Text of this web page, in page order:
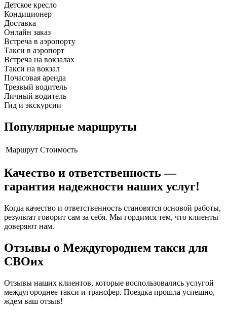
Детское кресло
Кондиционер
Доставка
Онлайн заказ
Встреча в аэропорту
Такси в аэропорт
Встреча на вокзалах
Такси на вокзал
Почасовая аренда
Трезвый водитель
Личный водитель
Гид и экскурсии
Популярные маршруты
Маршрут Стоимость
Качество и ответственность —
гарантия надежности наших услуг!
Когда качество и ответственность становятся основой работы,
результат говорит сам за себя. Мы гордимся тем, что клиенты
доверяют нам.
Отзывы о Междугороднем такси для
СВОих
Отзывы наших клиентов, которые воспользовались услугой
междугороднее такси и трансфер. Поездка прошла успешно,
ждем ваш отзыв!